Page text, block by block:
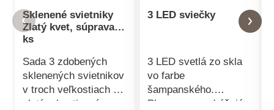
Sklenené svietniky
Zlatý kvet, súprava 3
ks
Sada 3 zdobených
sklenených svietnikov
v troch veľkostiach so
zlatým kvetinovým
3 LED sviečky
3 LED svetlá zo skla
vo farbe
šampanského.
Plamene sa odrážajú